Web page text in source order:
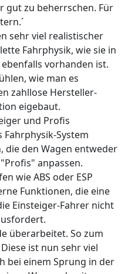
gut zu beherrschen. Für
sehr viel realistischer
Fahrphysik, wie sie in
vorhanden ist.
wie man es
zahllose Hersteller-
eigebaut.
und Profis
System
die den Wagen entweder
anpassen.
wie ABS oder ESP
Funktionen, die eine
Einsteiger-Fahrer nicht
überarbeitet. So zum
ist nun sehr viel
bei einem Sprung in der